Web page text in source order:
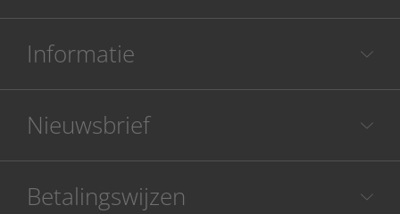
Informatie
Nieuwsbrief
Betalingswijzen